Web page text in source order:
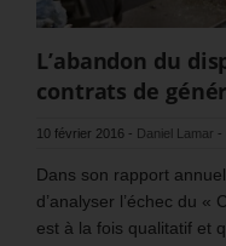
L’abandon du
contrats de
10 février 2016 - Daniel Lamar -
Dans son rapport
d’analyser l’échec du
est à la fois qualitatif et